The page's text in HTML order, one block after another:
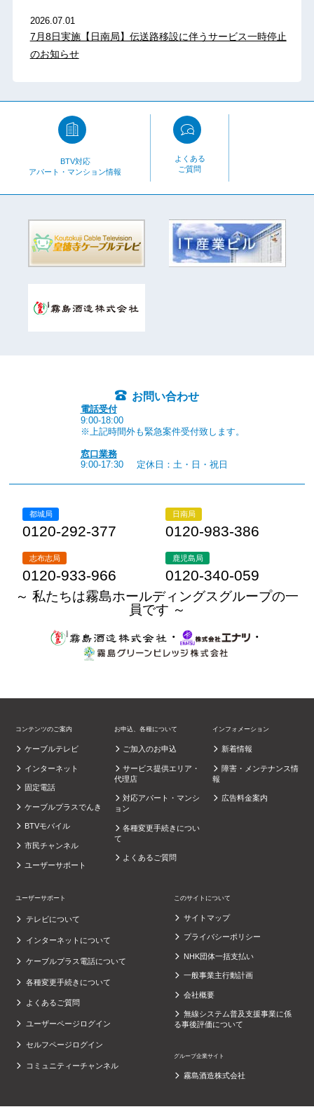
2026.07.01
7月8日実施【日南局】伝送路移設に伴うサービス一時停止
のお知らせ
BTV対応
アパート・マンション情報
よくある
ご質問
お問い合わせ
電話受付
9:00-18:00
※上記時間外も緊急案件受付致します。
窓口業務
9:00-17:30
定休日：土・日・祝日
都城局
0120-292-377
日南局
0120-983-386
志布志局
0120-933-966
鹿児島局
0120-340-059
～ 私たちは霧島ホールディングスグループの一
員です ～
・
・
コンテンツのご案内
ケーブルテレビ
インターネット
固定電話
ケーブルプラスでんき
BTVモバイル
市民チャンネル
ユーザーサポート
お申込、各種について
ご加入のお申込
サービス提供エリア・
代理店
対応アパート・マンシ
ョン
各種変更手続きについ
て
よくあるご質問
インフォメーション
新着情報
障害・メンテナンス情
報
広告料金案内
ユーザーサポート
テレビについて
インターネットについて
ケーブルプラス電話について
各種変更手続きについて
よくあるご質問
ユーザーページログイン
セルフページログイン
コミュニティーチャンネル
このサイトについて
サイトマップ
プライバシーポリシー
NHK団体一括支払い
一般事業主行動計画
会社概要
無線システム普及支援事業に係
る事後評価について
グループ企業サイト
霧島酒造株式会社